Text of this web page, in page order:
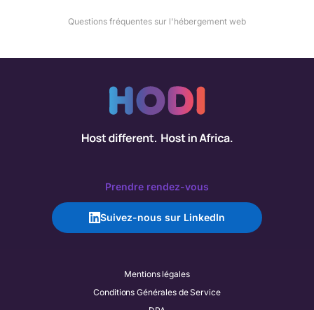
Questions fréquentes sur l'hébergement web
Prendre rendez-vous
Suivez-nous sur LinkedIn
Mentions légales
Conditions Générales de Service